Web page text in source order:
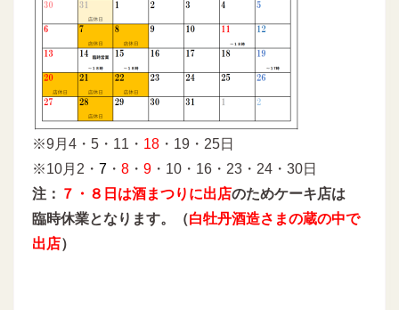
※9月4・5・11・ 18 ・19・25日
※10月2・ 7 ・ 8 ・ 9 ・10・16・23・24・30日
注： ７・８日は酒まつりに出店のためケーキ店は
臨時休業となります。（白牡丹酒造さまの蔵の中で
出店）